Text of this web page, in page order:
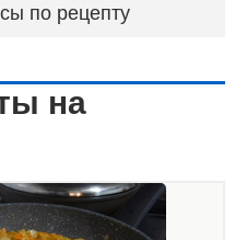
по рецепту
на